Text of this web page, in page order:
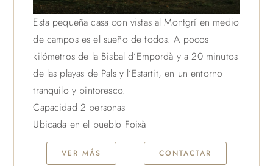
Esta pequeña casa con vistas al Montgrí en medio
de campos es el sueño de todos. A pocos
kilómetros de la Bisbal d’Empordà y a 20 minutos
de las playas de Pals y l’Estartit, en un entorno
tranquilo y pintoresco.
Capacidad 2 personas
Ubicada en el pueblo Foixà
VER MÁS CONTACTAR